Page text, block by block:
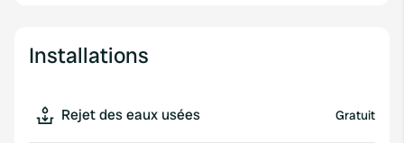
Installations
Rejet des eaux usées Gratuit